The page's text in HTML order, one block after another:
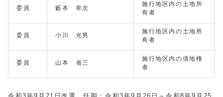
委員 藪本 幸次
施行地区内の土地所
有者
委員 小川 光男
施行地区内の土地所
有者
委員 山本 省三
施行地区内の借地権
者